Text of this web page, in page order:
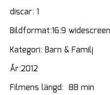
discar: 1
Bildformat:16:9 widescreen
Kategori: Barn & Familj
År:2012
Filmens längd: 88 min